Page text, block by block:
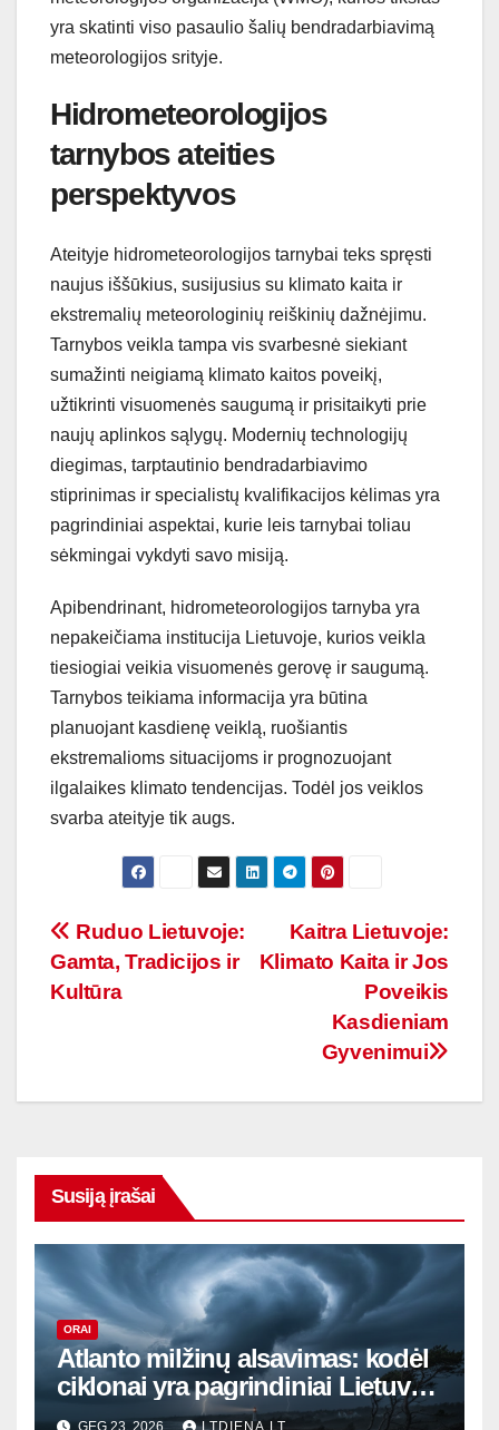
yra skatinti viso pasaulio šalių bendradarbiavimą
meteorologijos srityje.
Hidrometeorologijos
tarnybos ateities
perspektyvos
Ateityje hidrometeorologijos tarnybai teks spręsti
naujus iššūkius, susijusius su klimato kaita ir
ekstremalių meteorologinių reiškinių dažnėjimu.
Tarnybos veikla tampa vis svarbesnė siekiant
sumažinti neigiamą klimato kaitos poveikį,
užtikrinti visuomenės saugumą ir prisitaikyti prie
naujų aplinkos sąlygų. Modernių technologijų
diegimas, tarptautinio bendradarbiavimo
stiprinimas ir specialistų kvalifikacijos kėlimas yra
pagrindiniai aspektai, kurie leis tarnybai toliau
sėkmingai vykdyti savo misiją.
Apibendrinant, hidrometeorologijos tarnyba yra
nepakeičiama institucija Lietuvoje, kurios veikla
tiesiogiai veikia visuomenės gerovę ir saugumą.
Tarnybos teikiama informacija yra būtina
planuojant kasdienę veiklą, ruošiantis
ekstremalioms situacijoms ir prognozuojant
ilgalaikes klimato tendencijas. Todėl jos veiklos
svarba ateityje tik augs.
Navigacija
tarp
Kaitra Lietuvoje:
Klimato Kaita ir Jos
Poveikis
Kasdieniam
Gyvenimui
Ruduo Lietuvoje:
Gamta, Tradicijos ir
Kultūra
Susiją įrašai
ORAI
Atlanto milžinų alsavimas: kodėl
ciklonai yra pagrindiniai Lietuvos
orų režisieriai
GEG 23, 2026 LTDIENA.LT